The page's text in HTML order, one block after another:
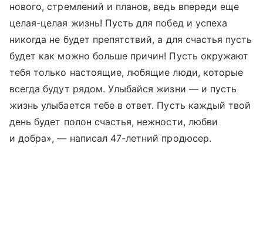
нового, стремлений и планов, ведь впереди еще
целая-целая жизнь! Пусть для побед и успеха
никогда не будет препятствий, а для счастья пусть
будет как можно больше причин! Пусть окружают
тебя только настоящие, любящие люди, которые
всегда будут рядом. Улыбайся жизни — и пусть
жизнь улыбается тебе в ответ. Пусть каждый твой
день будет полон счастья, нежности, любви
и добра», — написал 47-летний продюсер.